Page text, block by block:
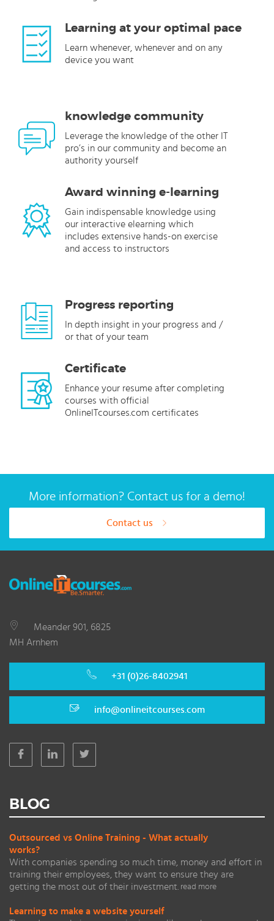
Learning at your optimal pace
Learn whenever, whenever and on any
device you want
knowledge community
Leverage the knowledge of the other IT
pro’s in our community and become an
authority yourself
Award winning e-learning
Gain indispensable knowledge using
our interactive elearning which
includes extensive hands-on exercise
and access to instructors
Progress reporting
In depth insight in your progress and /
or that of your team
Certificate
Enhance your resume after completing
courses with official
OnlineITcourses.com certificates
More information? Contact us for a demo!
Contact us
Meander 901, 6825
MH Arnhem
+31 (0)26-8402941
info@onlineitcourses.com
BLOG
Outsourced vs Online Training - What actually
works?
With companies spending so much time, money and effort in
training their employees, they want to ensure they are
getting the most out of their investment. read more
Learning to make a website yourself